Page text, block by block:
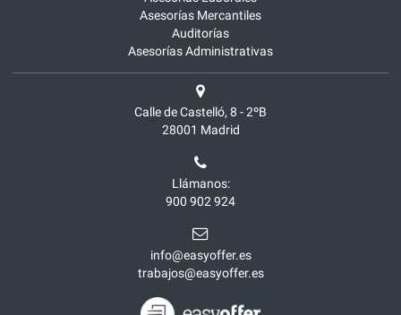
Asesorías Mercantiles
Auditorías
Asesorías Administrativas
Calle de Castelló, 8 - 2ºB
28001 Madrid
Llámanos:
900 902 924
info@easyoffer.es
trabajos@easyoffer.es